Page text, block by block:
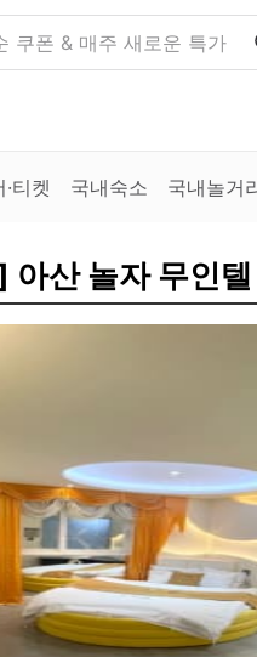
대 70% 여행 혜택
티켓 국내숙소 국내놀거
산 놀자 무인텔